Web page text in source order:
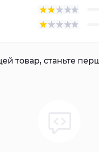
товар, станьте